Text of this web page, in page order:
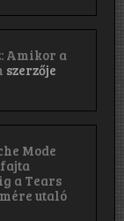
Amikor a
szerzője
Mode
a Tears
utaló